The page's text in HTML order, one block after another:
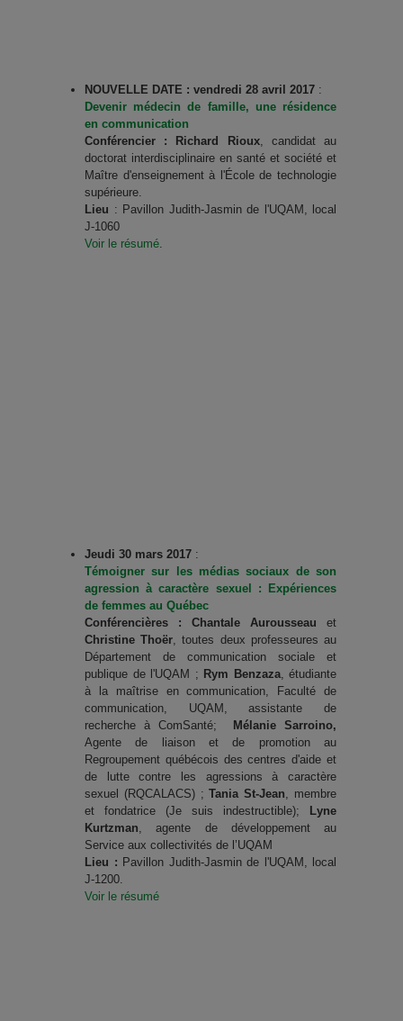
NOUVELLE DATE : vendredi 28 avril 2017 :
Devenir médecin de famille, une résidence
en communication
Conférencier : Richard Rioux, candidat au
doctorat interdisciplinaire en santé et société et
Maître d'enseignement à l'École de technologie
supérieure.
Lieu : Pavillon Judith-Jasmin de l'UQAM, local
J-1060
Voir le résumé.
Jeudi 30 mars 2017 :
Témoigner sur les médias sociaux de son
agression à caractère sexuel : Expériences
de femmes au Québec
Conférencières : Chantale Aurousseau et
Christine Thoër, toutes deux professeures au
Département de communication sociale et
publique de l'UQAM ; Rym Benzaza, étudiante
à la maîtrise en communication, Faculté de
communication, UQAM, assistante de
recherche à ComSanté;
Mélanie Sarroino,
Agente de liaison et de promotion au
Regroupement québécois des centres d'aide et
de lutte contre les agressions à caractère
sexuel (RQCALACS) ;Tania St-Jean, membre
et fondatrice (Je suis indestructible);
Lyne
Kurtzman, agente de développement au
Service aux collectivités de l’UQAM
Lieu : Pavillon Judith-Jasmin de l'UQAM, local
J-1200.
Voir le résumé